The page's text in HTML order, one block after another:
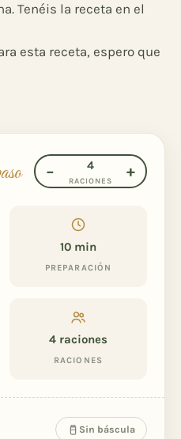
Tenéis la receta en el
esta receta, espero que
− 4
RACIONES
+
10 min
PREPARACIÓN
4 raciones
RACIONES
Sin báscula